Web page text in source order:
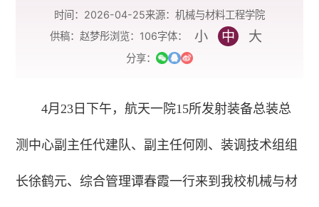
时间：2026-04-25来源：机械与材料工程学院
供稿：赵梦彤浏览： 106字体： 小 中 大
分享：
4月23日下午，航天一院15所发射装备总装总
测中心副主任代建队、副主任何刚、装调技术组组
长徐鹤元、综合管理谭春霞一行来到我校机械与材